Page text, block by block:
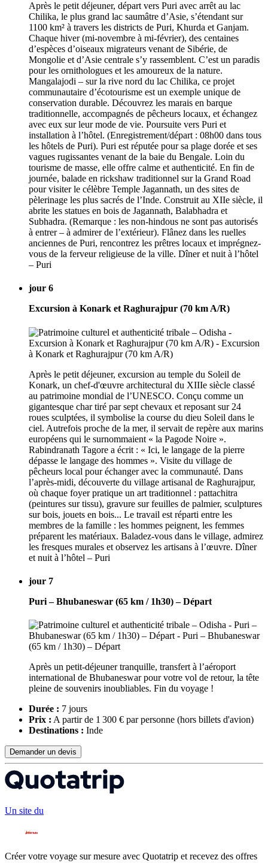
Après le petit déjeuner, départ vers Puri avec arrêt au lac
Chilika, le plus grand lac saumâtre d’Asie, s’étendant sur
1100 km² à travers les districts de Puri, Khurda et Ganjam.
Chaque hiver (mi-novembre à mi-février), des centaines
d’espèces d’oiseaux migrateurs venant de Sibérie, de
Mongolie et d’Asie centrale s’y rassemblent. C’est un paradis
pour les ornithologues et les amoureux de la nature.
Mangalajodi – sur la rive nord du lac Chilika, ce projet
communautaire d’écotourisme est un exemple unique de
conservation durable. Découvrez les marais en barque
traditionnelle, accompagnés de pêcheurs locaux, et échangez
avec eux sur leur mode de vie. Poursuite vers Puri et
installation à l’hôtel. (Enregistrement/départ : 08h00 dans tous
les hôtels de Puri). Puri est réputée pour sa plage dorée et ses
vagues rugissantes venant de la baie du Bengale. Loin du
tourisme de masse, elle offre calme et authenticité. En fin de
journée, balade en rickshaw traditionnel sur la Grand Road
pour visiter le célèbre Temple Jagannath, un des sites de
pèlerinage les plus sacrés de l’Inde. Construit au XIIe siècle, il
abrite les statues en bois de Jagannath, Balabhadra et
Subhadra. (Remarque : les non-hindous ne sont pas autorisés
à entrer – à admirer de l’extérieur). Flânez dans les ruelles
anciennes de Puri, rencontrez les prêtres locaux et imprégnez-
vous de la ferveur religieuse de la ville. Dîner et nuit à l’hôtel
– Puri
jour 6
Excursion à Konark et Raghurajpur (70 km A/R)
Après le petit déjeuner, excursion au temple du Soleil de
Konark, un chef-d'œuvre architectural du XIIIe siècle classé
au patrimoine mondial de l’UNESCO. Conçu comme un
gigantesque char tiré par sept chevaux et reposant sur 24
roues sculptées, il symbolise la course du dieu Soleil dans le
ciel. Autrefois proche de la mer, il servait de repère aux marins
européens qui le surnommaient « la Pagode Noire ».
Rabindranath Tagore a écrit : « Ici, le langage de la pierre
dépasse le langage des hommes ». Visite du village de
pêcheurs local pour échanger avec la communauté. Dans
l’après-midi, découverte du village artisanal de Raghurajpur,
où chaque foyer pratique un art traditionnel : pattachitra
(peintures sur tissu), gravure sur feuilles de palmier, sculptures
sur bois, jouets en bois... Le travail est réparti entre les
membres de la famille : les hommes peignent, les femmes
préparent les matériaux. Baladez-vous dans le village, admirez
les fresques murales et observez les artisans à l’œuvre. Dîner
et nuit à l’hôtel – Puri
jour 7
Puri – Bhubaneswar (65 km / 1h30) – Départ
Après un petit-déjeuner tranquille, transfert à l’aéroport
international de Bhubaneswar pour votre vol de retour, la tête
pleine de souvenirs inoubliables. Fin du voyage !
Durée : 7 jours
Prix : A partir de 1 300 € par personne (hors billets d'avion)
Destinations : Inde
Demander un devis
Un site du
Créer votre voyage sur mesure avec Quotatrip et recevez des offres